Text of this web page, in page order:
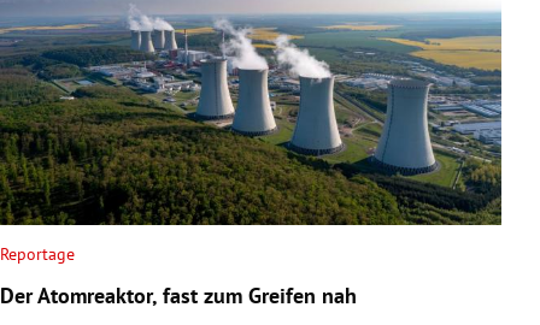
Untermenü
Reportage
Der Atomreaktor, fast zum Greifen nah